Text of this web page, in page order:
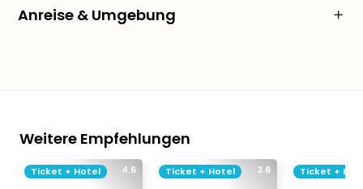
Anreise & Umgebung
Weitere Empfehlungen
4.6
Ticket + Hotel 3.6
Ticket + Hotel Ticket +